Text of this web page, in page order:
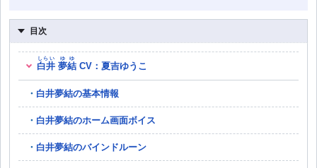
目次
白井
しらい
夢結
ゆゆ
CV：夏吉ゆうこ
白井夢結の基本情報
白井夢結のホーム画面ボイス
白井夢結のバインドルーン